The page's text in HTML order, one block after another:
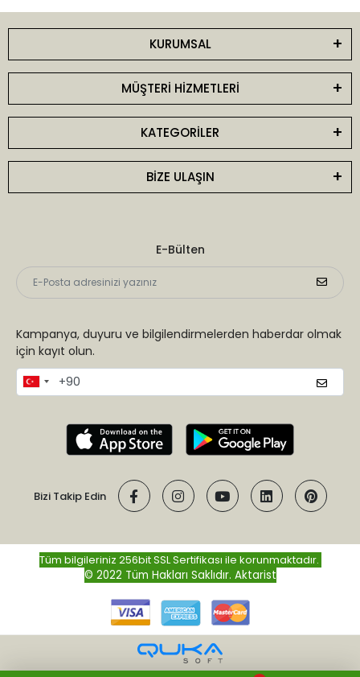
KURUMSAL
MÜŞTERİ HİZMETLERİ
KATEGORİLER
BİZE ULAŞIN
E-Bülten
Kampanya, duyuru ve bilgilendirmelerden haberdar olmak
için kayıt olun.
Bizi Takip Edin
Tüm bilgileriniz 256bit SSL Sertifikası ile korunmaktadır.
© 2022 Tüm Hakları Saklıdır. Aktarist